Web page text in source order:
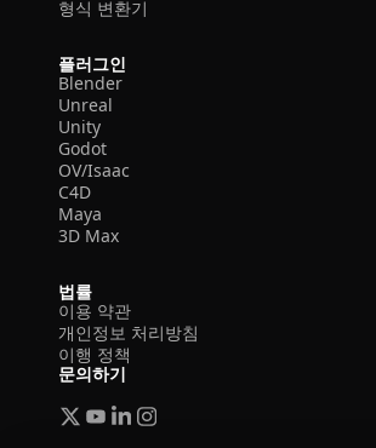
형식 변환기
플러그인
Blender
Unreal
Unity
Godot
OV/Isaac
C4D
Maya
3D Max
법률
이용 약관
개인정보 처리방침
이행 정책
문의하기